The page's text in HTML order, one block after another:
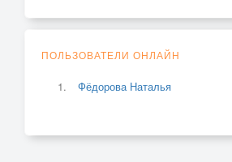
ПОЛЬЗОВАТЕЛИ ОНЛАЙН
Фёдорова Наталья